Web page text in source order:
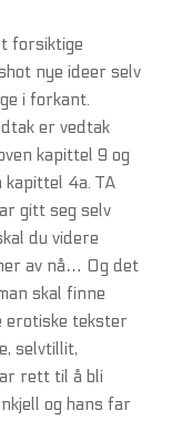
forsiktige
nye ideer selv
i forkant.
er vedtak
kapittel 9 og
4a. TA
gitt seg selv
du videre
av nå… Og det
skal finne
erotiske tekster
selvtillit,
rett til å bli
og hans far